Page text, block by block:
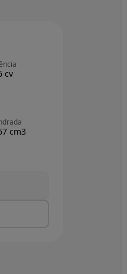
cv
cm3